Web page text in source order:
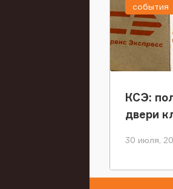
КСЭ:
двери
30 июля,
события